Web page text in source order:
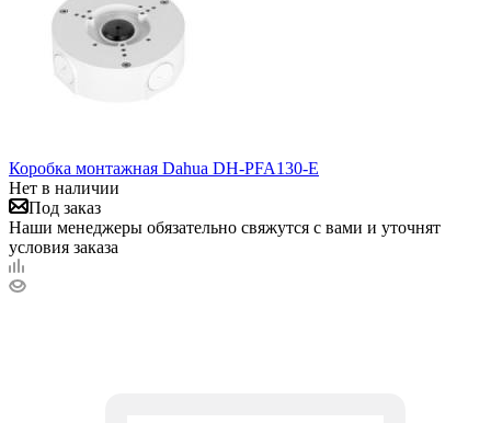
Коробка монтажная Dahua DH-PFA130-E
Нет в наличии
Под заказ
Наши менеджеры обязательно свяжутся с вами и уточнят
условия заказа